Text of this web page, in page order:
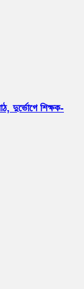
দুর্ভোগে শিক্ষক-